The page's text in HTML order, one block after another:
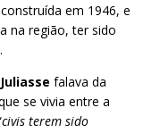
em 1946, e
na região, ter sido
falava da
se vivia entre a
civis terem sido